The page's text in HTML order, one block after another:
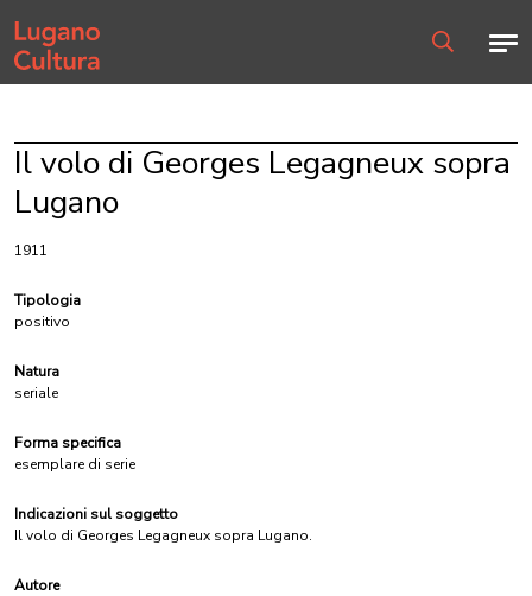
Home page
Il volo di Georges Legagneux sopra
Lugano
1911
Tipologia
positivo
Natura
seriale
Forma specifica
esemplare di serie
Indicazioni sul soggetto
Il volo di Georges Legagneux sopra Lugano.
Autore